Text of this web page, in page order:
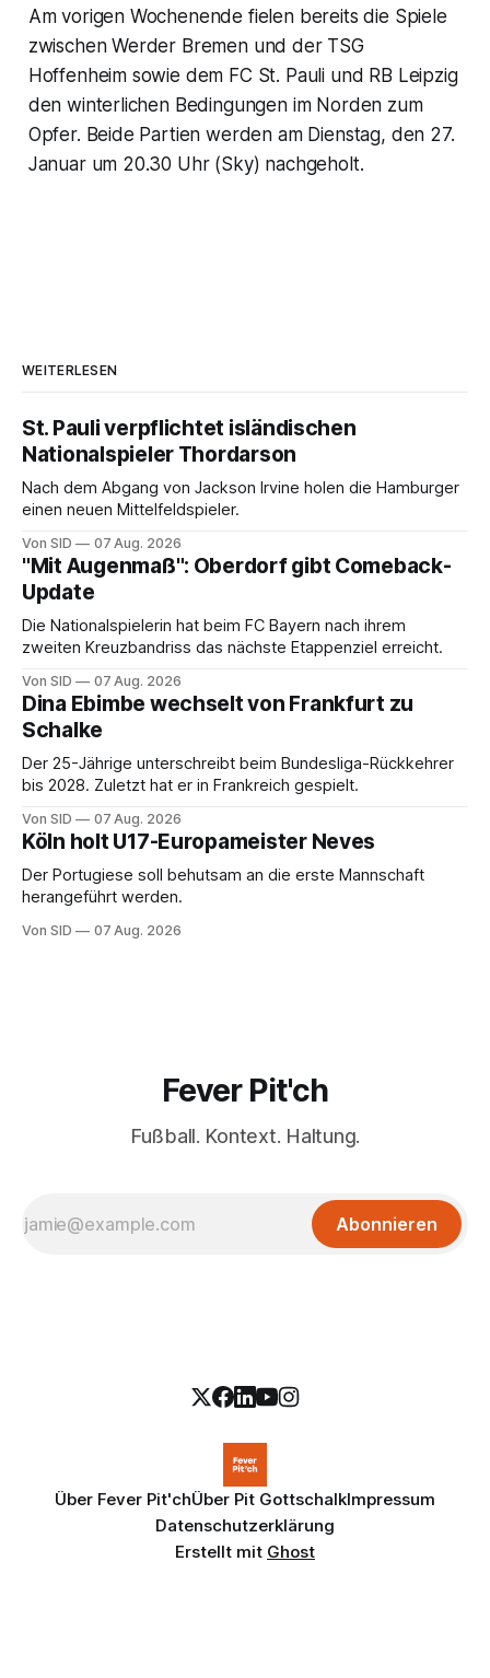
Am vorigen Wochenende fielen bereits die Spiele
zwischen Werder Bremen und der TSG
Hoffenheim sowie dem FC St. Pauli und RB Leipzig
den winterlichen Bedingungen im Norden zum
Opfer. Beide Partien werden am Dienstag, den 27.
Januar um 20.30 Uhr (Sky) nachgeholt.
WEITERLESEN
St. Pauli verpflichtet isländischen
Nationalspieler Thordarson
Nach dem Abgang von Jackson Irvine holen die Hamburger
einen neuen Mittelfeldspieler.
Von SID 07 Aug. 2026
"Mit Augenmaß": Oberdorf gibt Comeback-
Update
Die Nationalspielerin hat beim FC Bayern nach ihrem
zweiten Kreuzbandriss das nächste Etappenziel erreicht.
Von SID 07 Aug. 2026
Dina Ebimbe wechselt von Frankfurt zu
Schalke
Der 25-Jährige unterschreibt beim Bundesliga-Rückkehrer
bis 2028. Zuletzt hat er in Frankreich gespielt.
Von SID 07 Aug. 2026
Köln holt U17-Europameister Neves
Der Portugiese soll behutsam an die erste Mannschaft
herangeführt werden.
Von SID 07 Aug. 2026
Fever Pit'ch
Fußball. Kontext. Haltung.
Abonnieren
Über Fever Pit'chÜber Pit GottschalkImpressum
Datenschutzerklärung
Erstellt mit Ghost